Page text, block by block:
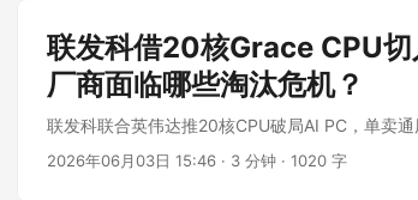
联发科借20核Grace CPU
厂商面临哪些淘汰危机？
联发科联合英伟达推20核CPU破局AI PC，单卖
2026年06月03日 15:46 · 3 分钟 · 1020 字